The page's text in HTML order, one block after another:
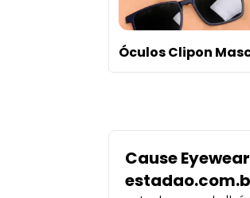
Óculos Clipon
Cause